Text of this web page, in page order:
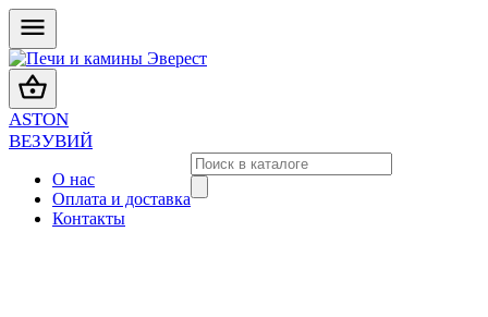
ASTON
ВЕЗУВИЙ
О нас
Оплата и доставка
Контакты